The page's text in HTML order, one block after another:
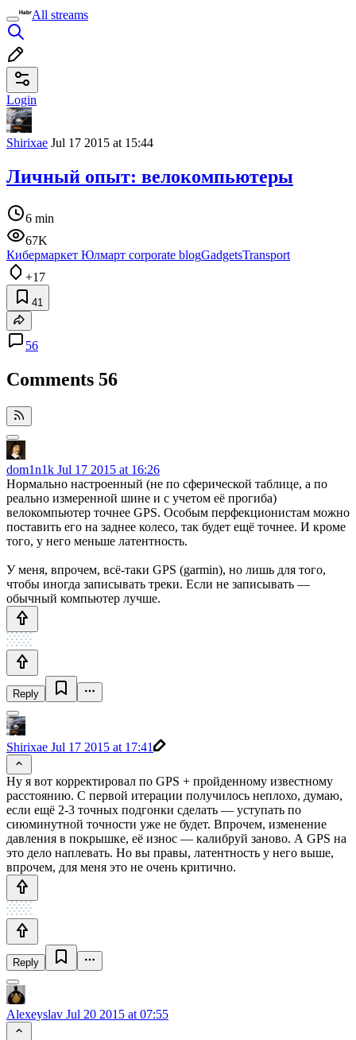
All streams
Login
Shirixae Jul 17 2015 at 15:44
Личный опыт: велокомпьютеры
6 min
67K
Кибермаркет Юлмарт corporate blogGadgetsTransport
+17
41
56
Comments 56
dom1n1k Jul 17 2015 at 16:26
Нормально настроенный (не по сферической таблице, а по
реально измеренной шине и с учетом её прогиба)
велокомпьютер точнее GPS. Особым перфекционистам можно
поставить его на заднее колесо, так будет ещё точнее. И кроме
того, у него меньше латентность.
У меня, впрочем, всё-таки GPS (garmin), но лишь для того,
чтобы иногда записывать треки. Если не записывать —
обычный компьютер лучше.
Reply
Shirixae Jul 17 2015 at 17:41
Ну я вот корректировал по GPS + пройденному известному
расстоянию. С первой итерации получилось неплохо, думаю,
если ещё 2-3 точных подгонки сделать — уступать по
сиюминутной точности уже не будет. Впрочем, изменение
давления в покрышке, её износ — калибруй заново. А GPS на
это дело наплевать. Но вы правы, латентность у него выше,
впрочем, для меня это не очень критично.
Reply
Alexeyslav Jul 20 2015 at 07:55